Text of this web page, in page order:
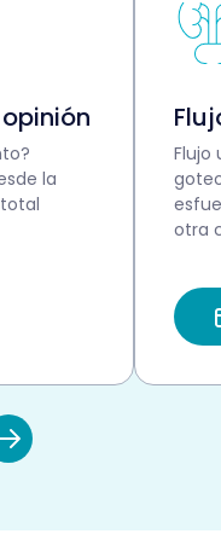
la
Flujo
otra